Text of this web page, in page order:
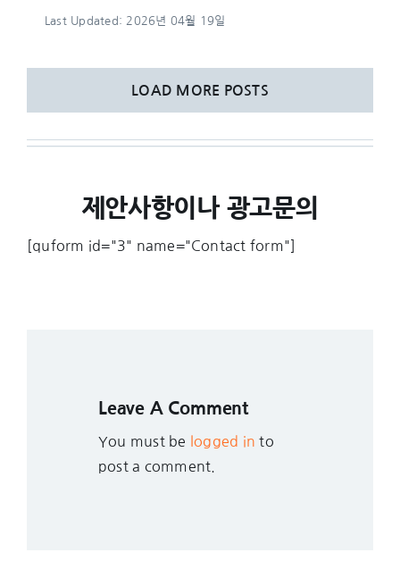
Last Updated: 2026년 04월 19일
LOAD MORE POSTS
제안사항이나 광고문의
[quform id="3" name="Contact form"]
Leave A Comment
You must be logged in to
post a comment.